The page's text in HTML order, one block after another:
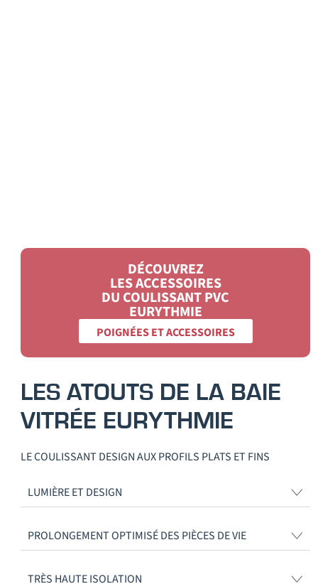
DÉCOUVREZ
LES ACCESSOIRES
DU COULISSANT PVC
EURYTHMIE
POIGNÉES ET ACCESSOIRES
LES ATOUTS DE LA BAIE
VITRÉE EURYTHMIE
LE COULISSANT DESIGN AUX PROFILS PLATS ET FINS
LUMIÈRE ET DESIGN
PROLONGEMENT OPTIMISÉ DES PIÈCES DE VIE
TRÈS HAUTE ISOLATION